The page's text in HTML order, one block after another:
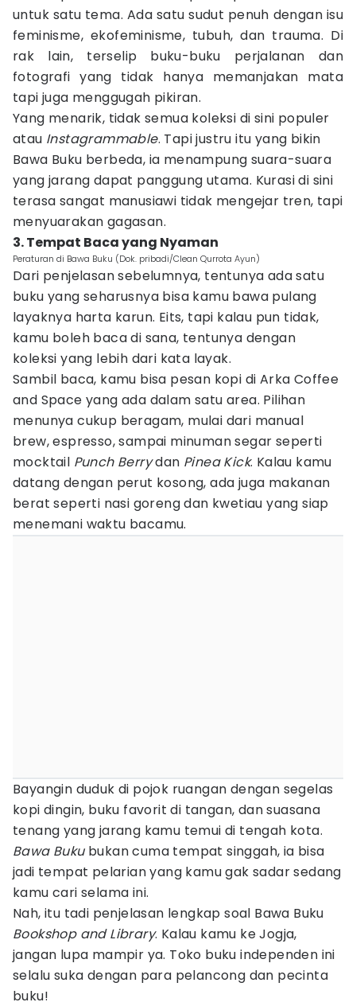
untuk satu tema. Ada satu sudut penuh dengan isu
feminisme, ekofeminisme, tubuh, dan trauma. Di
rak lain, terselip buku-buku perjalanan dan
fotografi yang tidak hanya memanjakan mata
tapi juga menggugah pikiran.
Yang menarik, tidak semua koleksi di sini populer
atau Instagrammable. Tapi justru itu yang bikin
Bawa Buku berbeda, ia menampung suara-suara
yang jarang dapat panggung utama. Kurasi di sini
terasa sangat manusiawi tidak mengejar tren, tapi
menyuarakan gagasan.
3. Tempat Baca yang Nyaman
Peraturan di Bawa Buku (Dok. pribadi/Clean Qurrota Ayun)
Dari penjelasan sebelumnya, tentunya ada satu
buku yang seharusnya bisa kamu bawa pulang
layaknya harta karun. Eits, tapi kalau pun tidak,
kamu boleh baca di sana, tentunya dengan
koleksi yang lebih dari kata layak.
Sambil baca, kamu bisa pesan kopi di Arka Coffee
and Space yang ada dalam satu area. Pilihan
menunya cukup beragam, mulai dari manual
brew, espresso, sampai minuman segar seperti
mocktail Punch Berrydan Pinea Kick. Kalau kamu
datang dengan perut kosong, ada juga makanan
berat seperti nasi goreng dan kwetiau yang siap
menemani waktu bacamu.
Bayangin duduk di pojok ruangan dengan segelas
kopi dingin, buku favorit di tangan, dan suasana
tenang yang jarang kamu temui di tengah kota.
Bawa Bukubukan cuma tempat singgah, ia bisa
jadi tempat pelarian yang kamu gak sadar sedang
kamu cari selama ini.
Nah, itu tadi penjelasan lengkap soal Bawa Buku
Bookshop and Library. Kalau kamu ke Jogja,
jangan lupa mampir ya. Toko buku independen ini
selalu suka dengan para pelancong dan pecinta
buku!